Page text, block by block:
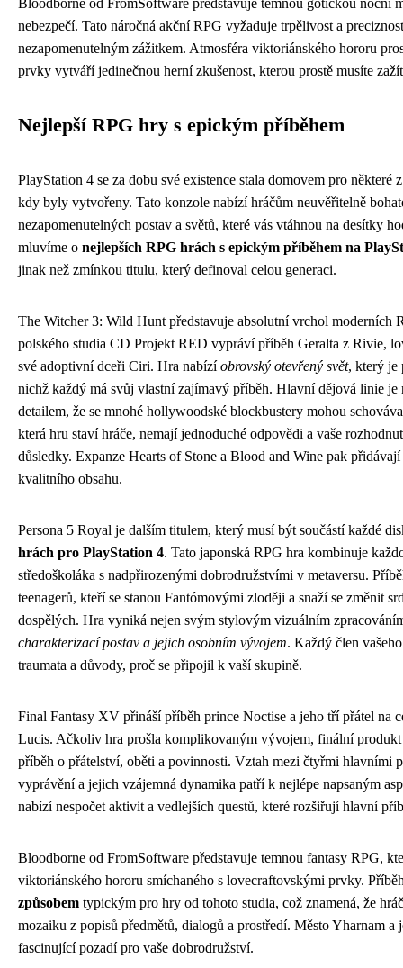
Bloodborne od FromSoftware představuje temnou gotickou noční
nebezpečí. Tato náročná akční RPG vyžaduje trpělivost a
nezapomenutelným zážitkem. Atmosféra viktoriánského hororu
prvky vytváří jedinečnou herní zkušenost, kterou prostě musíte
Nejlepší RPG hry s epickým příběhem
PlayStation 4 se za dobu své existence stala domovem pro některé
kdy byly vytvořeny. Tato konzole nabízí hráčům neuvěřitelně
nezapomenutelných postav a světů, které vás vtáhnou na desítky
mluvíme o nejlepších RPG hrách s epickým příběhem na
jinak než zmínkou titulu, který definoval celou generaci.
The Witcher 3: Wild Hunt představuje absolutní vrchol moderních
polského studia CD Projekt RED vypráví příběh Geralta z Rivie,
své adoptivní dceři Ciri. Hra nabízíobrovský otevřený svět, který je
nichž každý má svůj vlastní zajímavý příběh. Hlavní dějová linie je
detailem, že se mnohé hollywoodské blockbustery mohou
která hru staví hráče, nemají jednoduché odpovědi a vaše
důsledky. Expanze Hearts of Stone a Blood and Wine pak
kvalitního obsahu.
Persona 5 Royal je dalším titulem, který musí být součástí každé
hrách pro PlayStation 4. Tato japonská RPG hra kombinuje
středoškoláka s nadpřirozenými dobrodružstvími v metaversu.
teenagerů, kteří se stanou Fantómovými zloději a snaží se změnit
dospělých. Hra vyniká nejen svým stylovým vizuálním
charakterizací postav a jejich osobním vývojem. Každý člen
traumata a důvody, proč se připojil k vaší skupině.
Final Fantasy XV přináší příběh prince Noctise a jeho tří přátel na
Lucis. Ačkoliv hra prošla komplikovaným vývojem, finální
příběh o přátelství, oběti a povinnosti. Vztah mezi čtyřmi hlavními
vyprávění a jejich vzájemná dynamika patří k nejlépe napsaným
nabízí nespočet aktivit a vedlejších questů, které rozšiřují hlavní
Bloodborne od FromSoftware představuje temnou fantasy RPG,
viktoriánského hororu smíchaného s lovecraftovskými prvky.
způsobem typickým pro hry od tohoto studia, což znamená, že
mozaiku z popisů předmětů, dialogů a prostředí. Město Yharnam
fascinující pozadí pro vaše dobrodružství.